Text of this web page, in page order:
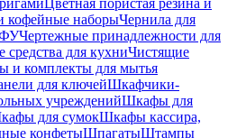
Цветная пористая резина и
кофейные наборыЧернила для
Чертежные принадлежности для
для кухниЧистящие
и комплекты для мытья
для ключейШкафчики-
учрежденийШкафы для
для сумокШкафы кассира,
конфетыШпагатыШтампы